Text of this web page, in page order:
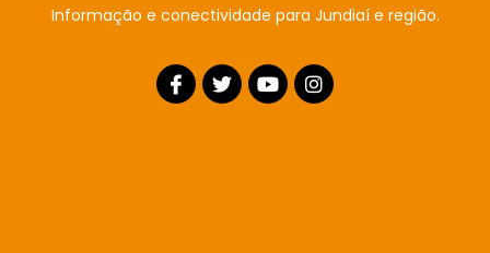
Informação e conectividade para Jundiaí e região.